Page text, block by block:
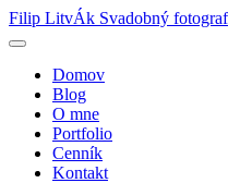
Filip LitvÁk Svadobný fotograf
Domov
Blog
O mne
Portfolio
Cenník
Kontakt